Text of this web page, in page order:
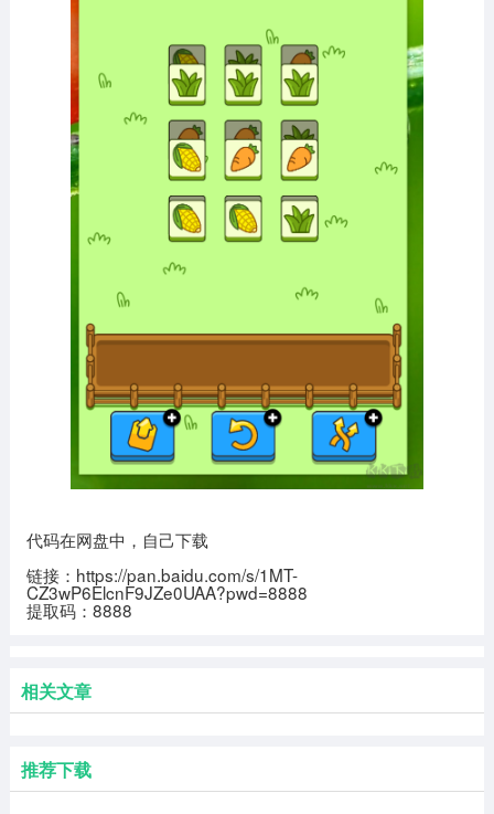
代码在网盘中，自己下载
链接：https://pan.baidu.com/s/1MT-
CZ3wP6ElcnF9JZe0UAA?pwd=8888
提取码：8888
相关文章
推荐下载